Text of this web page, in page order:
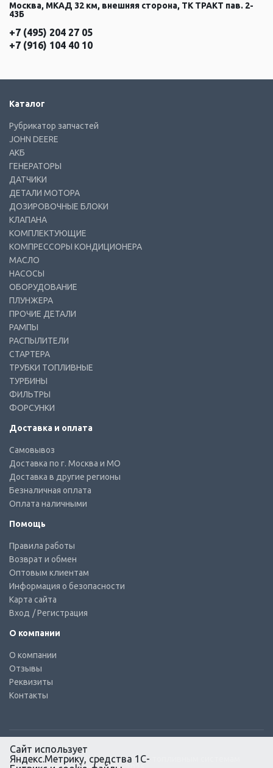
Москва, МКАД 32 км, внешняя сторона, ТК ТРАКТ пав. 2-
43Б
+7 (495) 204 27 05
+7 (916) 104 40 10
Каталог
Рубрикатор запчастей
JOHN DEERE
АКБ
ГЕНЕРАТОРЫ
ДАТЧИКИ
ДЕТАЛИ МОТОРА
ДОЗИРОВОЧНЫЕ БЛОКИ
КЛАПАНА
КОМПЛЕКТУЮЩИЕ
КОМПРЕССОРЫ КОНДИЦИОНЕРА
МАСЛО
НАСОСЫ
ОБОРУДОВАНИЕ
ПЛУНЖЕРА
ПРОЧИЕ ДЕТАЛИ
РАМПЫ
РАСПЫЛИТЕЛИ
СТАРТЕРА
ТРУБКИ ТОПЛИВНЫЕ
ТУРБИНЫ
ФИЛЬТРЫ
ФОРСУНКИ
Доставка и оплата
Самовывоз
Доставка по г. Москва и МО
Доставка в другие регионы
Безналичная оплата
Оплата наличными
Помощь
Правила работы
Возврат и обмен
Оптовым клиентам
Информация о безопасности
Карта сайта
Вход / Регистрация
О компании
О компании
Отзывы
Реквизиты
Контакты
© КТС-Дизель – Комплектующие к топливным системам
Сайт использует
Яндекс.Метрику, средства 1С-